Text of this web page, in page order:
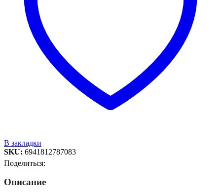
В закладки
SKU: 6941812787083
Поделиться:
Описание